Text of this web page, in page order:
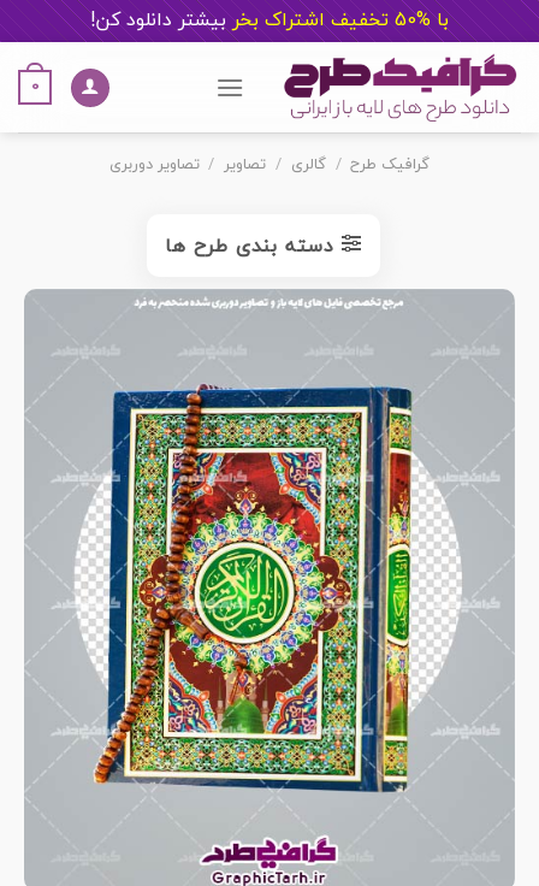
با %50 تخفیف اشتراک بخر بیشتر دانلود کن!
content
0
گرافیک طرح / گالری / تصاویر / تصاویر دوربری
دسته بندی طرح ها